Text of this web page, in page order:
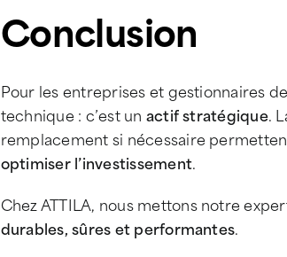
Conclusion
Pour les entreprises et gestionnaires
technique : c’est un actif stratégique.
remplacement si nécessaire
optimiser l’investissement.
Chez ATTILA, nous mettons notre
durables, sûres et performantes.